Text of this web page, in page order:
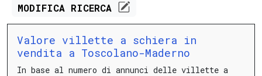
MODIFICA RICERCA
Valore villette a schiera in
vendita a Toscolano-Maderno
In base al numero di annunci delle villette a